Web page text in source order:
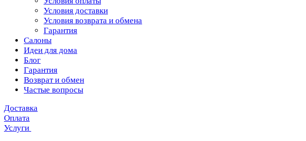
Условия доставки
Условия возврата и обмена
Гарантия
Салоны
Идеи для дома
Блог
Гарантия
Возврат и обмен
Частые вопросы
Доставка
Оплата
Услуги